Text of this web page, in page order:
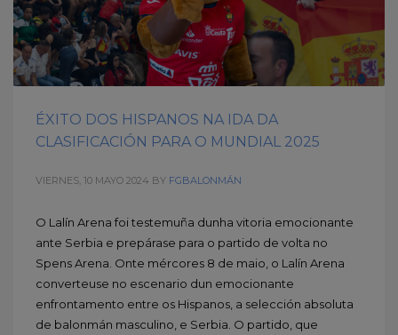
ÉXITO DOS HISPANOS NA IDA DA
CLASIFICACIÓN PARA O MUNDIAL 2025
VIERNES, 10 MAYO 2024 BY FGBALONMÁN
O Lalín Arena foi testemuña dunha vitoria emocionante
ante Serbia e prepárase para o partido de volta no
Spens Arena. Onte mércores 8 de maio, o Lalín Arena
converteuse no escenario dun emocionante
enfrontamento entre os Hispanos, a selección absoluta
de balonmán masculino, e Serbia. O partido, que